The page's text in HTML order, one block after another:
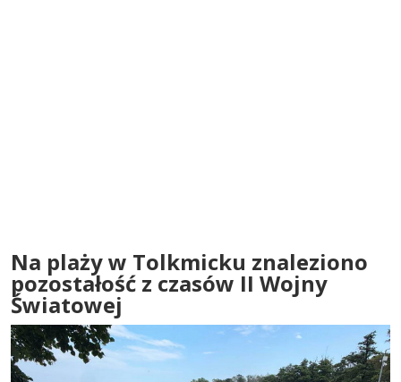
Na plaży w Tolkmicku znaleziono
pozostałość z czasów II Wojny
Światowej